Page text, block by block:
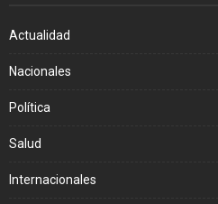
Actualidad
Nacionales
Política
Salud
Internacionales